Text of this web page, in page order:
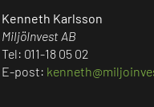
Kenneth Karlsson
MiljöInvest AB
Tel: 011-18 05 02
E-post: